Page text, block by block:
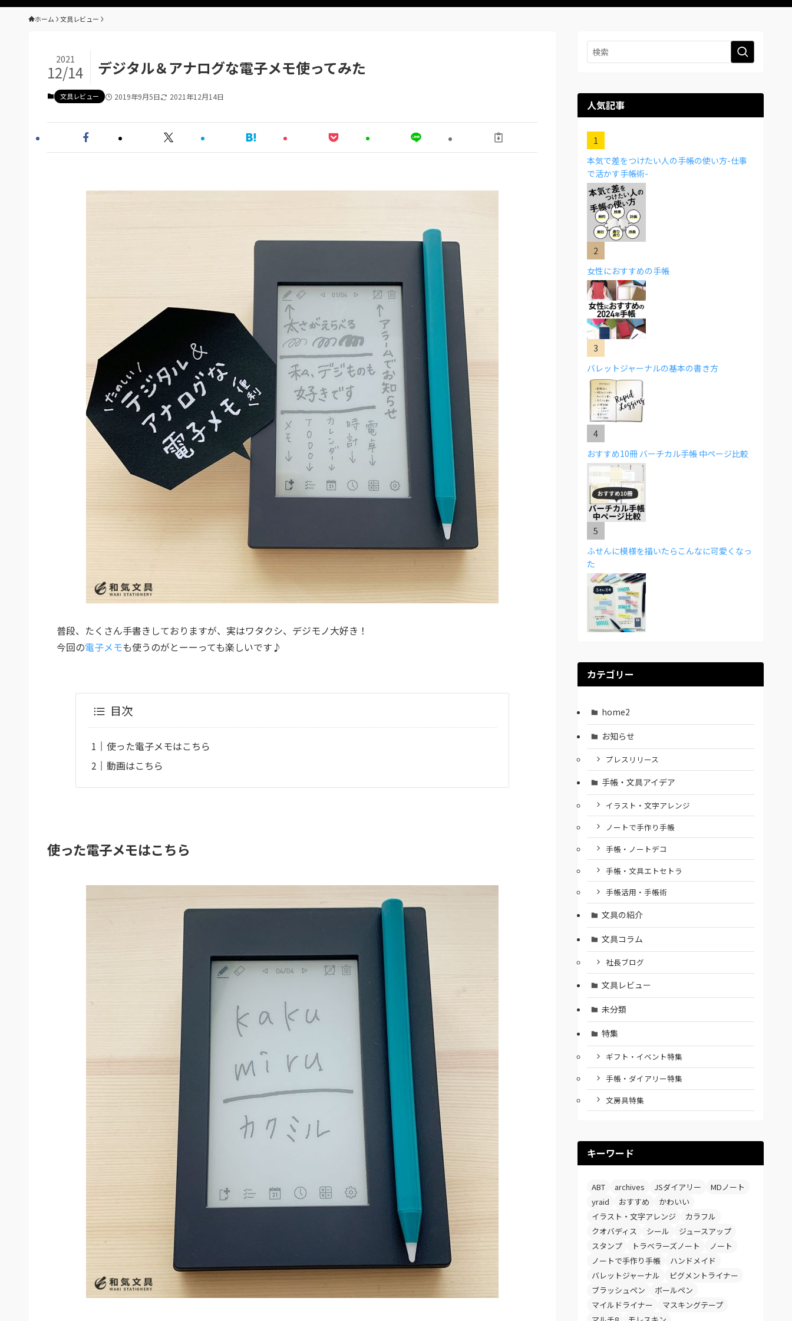
ホーム 文具レビュー
デジタル＆アナログな電子メモ使ってみた
2021
12/14
文具レビュー 2019年9月5日 2021年12月14日
普段、たくさん手書きしておりますが、実はワタクシ、デジモノ大好き！
今回の電子メモも使うのがとーーっても楽しいです♪
目次
使った電子メモはこちら
動画はこちら
使った電子メモはこちら
人気記事
本気で差をつけたい人の手帳の使い方-仕事
で活かす手帳術-
女性におすすめの手帳
バレットジャーナルの基本の書き方
おすすめ10冊 バーチカル手帳 中ページ比較
ふせんに模様を描いたらこんなに可愛くなっ
た
カテゴリー
home2
お知らせ
プレスリリース
手帳・文具アイデア
イラスト・文字アレンジ
ノートで手作り手帳
手帳・ノートデコ
手帳・文具エトセトラ
手帳活用・手帳術
文具の紹介
文具コラム
社長ブログ
文具レビュー
未分類
特集
ギフト・イベント特集
手帳・ダイアリー特集
文房具特集
キーワード
ABT archives JSダイアリー
MDノート
yraid
おすすめ
かわいい
イラスト・文字アレンジ
カラフル
クオバディス
シール
ジュースアップ
スタンプ
トラベラーズノート
ノート
ノートで手作り手帳
ハンドメイド
バレットジャーナル
ピグメントライナー
ブラッシュペン
ボールペン
マイルドライナー
マスキングテープ